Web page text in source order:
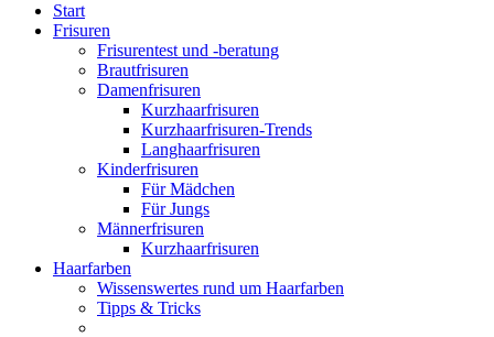
Start
Frisuren
Frisurentest und -beratung
Brautfrisuren
Damenfrisuren
Kurzhaarfrisuren
Kurzhaarfrisuren-Trends
Langhaarfrisuren
Kinderfrisuren
Für Mädchen
Für Jungs
Männerfrisuren
Kurzhaarfrisuren
Haarfarben
Wissenswertes rund um Haarfarben
Tipps & Tricks